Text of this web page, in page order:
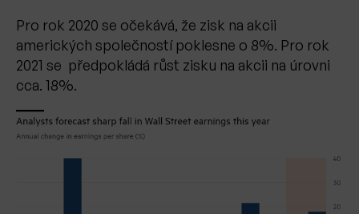
Pro rok 2020 se očekává, že zisk na akcii
amerických společností poklesne o 8%. Pro rok
2021 se předpokládá růst zisku na akcii na úrovni
cca. 18%.